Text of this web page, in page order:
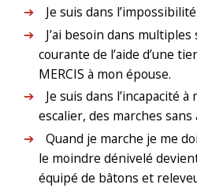
Je suis dans
J’ai besoin dans
courante de l’aide d’une
MERCIS à mon épouse.
Je suis dans l’incapacité
escalier, des marches sans
Quand je marche je me
le moindre dénivelé
équipé de bâtons et